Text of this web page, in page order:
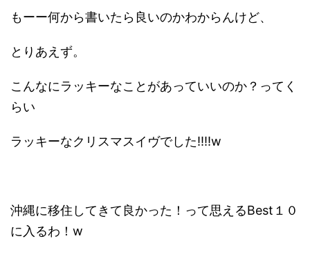
もーー何から書いたら良いのかわからんけど、
とりあえず。
こんなにラッキーなことがあっていいのか？ってく
らい
ラッキーなクリスマスイヴでした!!!!w
沖縄に移住してきて良かった！って思えるBest１０
に入るわ！w